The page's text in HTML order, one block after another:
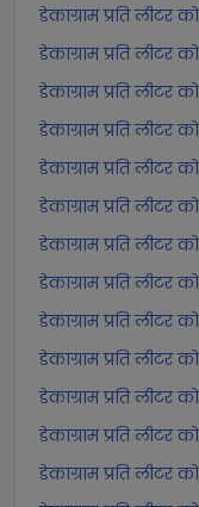
डेकाग्राम प्रति लीटर
डेकाग्राम प्रति लीटर
डेकाग्राम प्रति लीटर
डेकाग्राम प्रति लीटर
डेकाग्राम प्रति लीटर
डेकाग्राम प्रति लीटर
डेकाग्राम प्रति लीटर
डेकाग्राम प्रति लीटर
डेकाग्राम प्रति लीटर
डेकाग्राम प्रति लीटर
डेकाग्राम प्रति लीटर
डेकाग्राम प्रति लीटर
डेकाग्राम प्रति लीटर